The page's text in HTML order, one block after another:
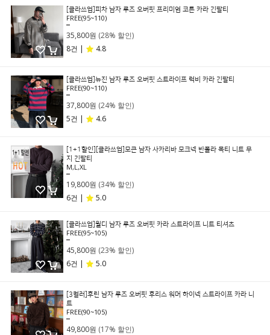
[클라쓰업]피차 남자 루즈 오버핏 프리미엄 코튼 카라 긴팔티
FREE(95~110)
35,800원 (28% 할인)
8건 |
4.8
[클라쓰업]뉴진 남자 루즈 오버핏 스트라이프 럭비 카라 긴팔티
FREE(90~110)
37,800원 (24% 할인)
5건 |
4.6
[1+1할인][클라쓰업]모큰 남자 사카리바 모크넥 반폴라 목티 니트 무
지 긴팔티
M,L,XL
19,800원 (34% 할인)
6건 |
5.0
[클라쓰업]월디 남자 루즈 오버핏 카라 스트라이프 니트 티셔츠
FREE(95~105)
45,800원 (23% 할인)
6건 |
5.0
[3컬러]후린 남자 루즈 오버핏 후리스 워머 하이넥 스트라이프 카라 니
트
FREE(90~105)
49,800원 (17% 할인)